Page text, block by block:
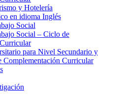
y Hotelería
en idioma Inglés
Social
Social – Ciclo de
para Nivel Secundario y
Complementación Curricular